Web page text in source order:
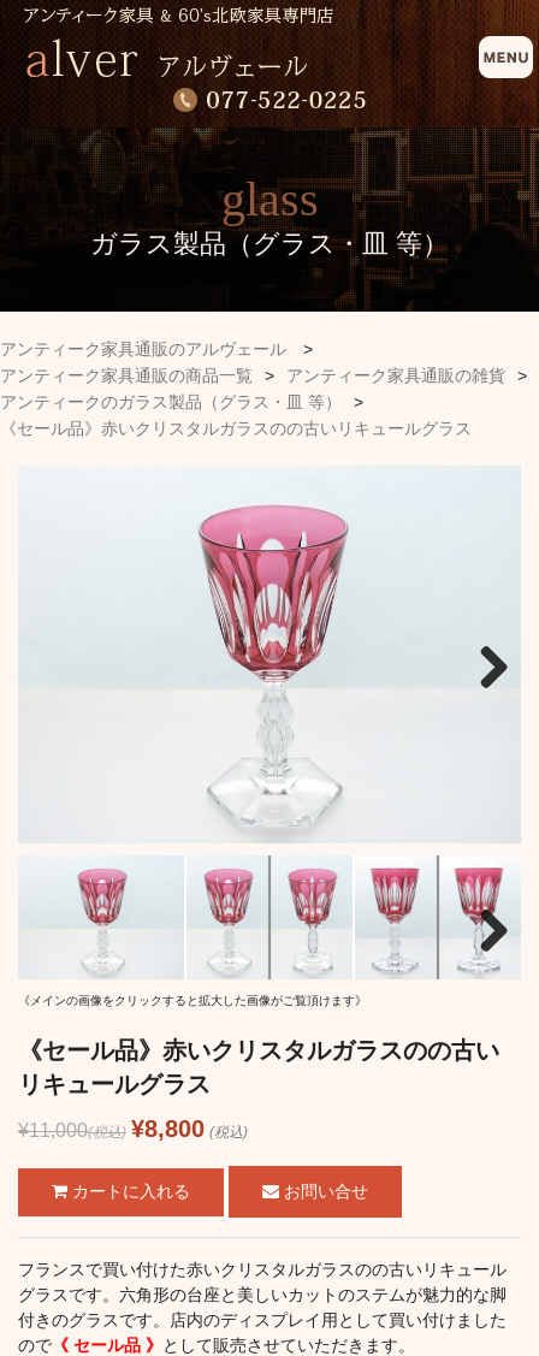
glass
ガラス製品（グラス・皿 等）
アンティーク家具通販のアルヴェール
>
アンティーク家具通販の商品一覧
> アンティーク家具通販の雑貨
>
アンティークのガラス製品（グラス・皿 等）
>
《セール品》赤いクリスタルガラスのの古いリキュールグラス
Next
《メインの画像をクリックすると拡大した画像がご覧頂けます》
《セール品》赤いクリスタルガラスのの古い
リキュールグラス
¥11,000(税込) ¥8,800 (税込)
お問い合せ
フランスで買い付けた赤いクリスタルガラスのの古いリキュール
グラスです。六角形の台座と美しいカットのステムが魅力的な脚
付きのグラスです。店内のディスプレイ用として買い付けました
ので 《 セール品 》 として販売させていただきます。